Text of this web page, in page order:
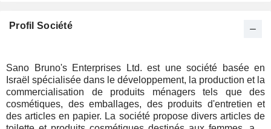
Profil Société
Sano Bruno's Enterprises Ltd. est une société basée en
Israël spécialisée dans le développement, la production et la
commercialisation de produits ménagers tels que des
cosmétiques, des emballages, des produits d'entretien et
des articles en papier. La société propose divers articles de